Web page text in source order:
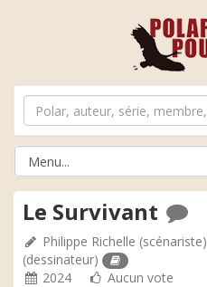
Le Survivant
Philippe Richelle (scénariste)
(dessinateur)
2024
Aucun vote